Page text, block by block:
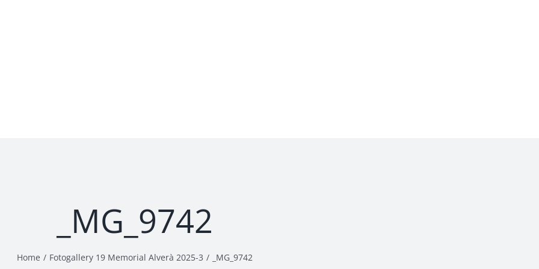
_MG_9742
Home Fotogallery 19 Memorial Alverà 2025-3 _MG_9742